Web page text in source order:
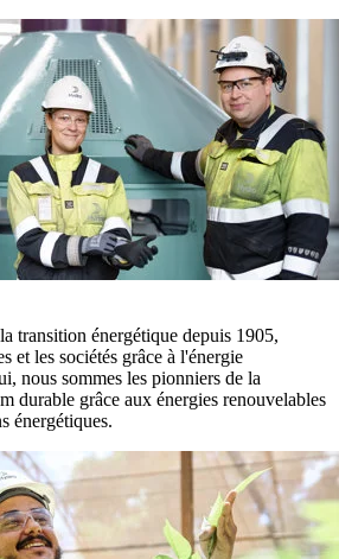
transition énergétique depuis 1905,
et les sociétés grâce à l'énergie
nous sommes les pionniers de la
durable grâce aux énergies renouvelables
énergétiques.